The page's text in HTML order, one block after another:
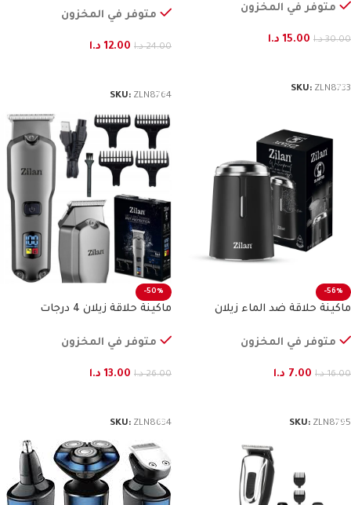
متوفر في المخزون
30.00 د.ا 15.00 د.ا
SKU: ZLN8733
متوفر في المخزون
24.00 د.ا 12.00 د.ا
SKU: ZLN8764
-56%
ماكينة حلاقة ضد الماء زيلان
متوفر في المخزون
16.00 د.ا 7.00 د.ا
SKU: ZLN8795
-50%
ماكينة حلاقة زيلان 4 درجات
متوفر في المخزون
26.00 د.ا 13.00 د.ا
SKU: ZLN8634